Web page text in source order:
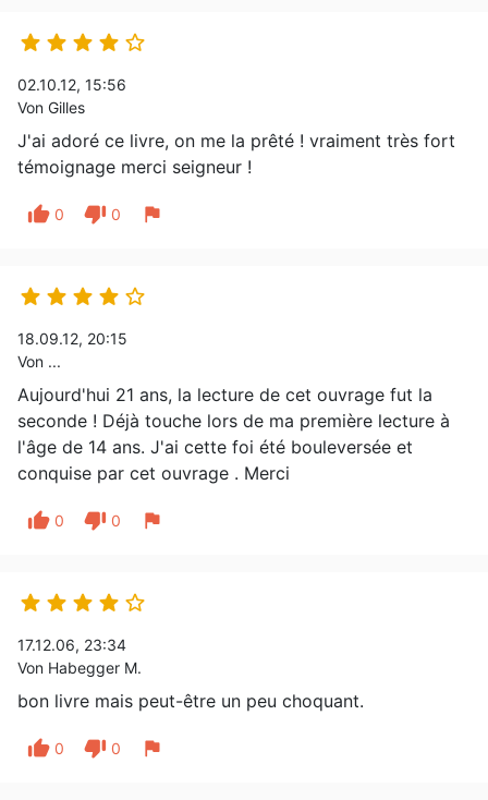
    
02.10.12, 15:56
Von Gilles
J'ai adoré ce livre, on me la prêté ! vraiment très fort
témoignage merci seigneur !
thumb_up 0 thumb_down 0 flag
    
18.09.12, 20:15
Von ...
Aujourd'hui 21 ans, la lecture de cet ouvrage fut la
seconde ! Déjà touche lors de ma première lecture à
l'âge de 14 ans. J'ai cette foi été bouleversée et
conquise par cet ouvrage . Merci
thumb_up 0 thumb_down 0 flag
    
17.12.06, 23:34
Von Habegger M.
bon livre mais peut-être un peu choquant.
thumb_up 0 thumb_down 0 flag